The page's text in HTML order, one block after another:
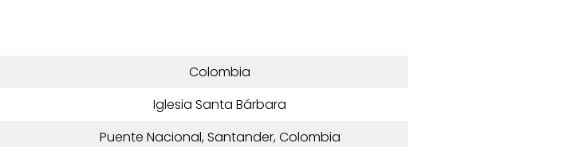
Colombia
Iglesia Santa Bárbara
Puente Nacional, Santander, Colombia